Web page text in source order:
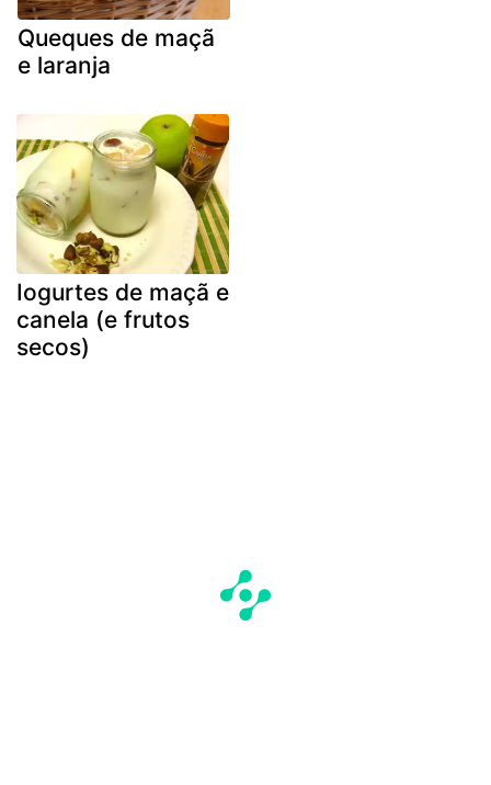
Queques de maçã
e laranja
Iogurtes de maçã e
canela (e frutos
secos)